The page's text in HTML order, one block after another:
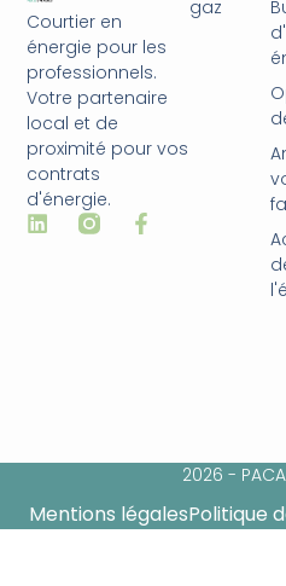
Courtier en
énergie pour les
professionnels.
Votre partenaire
local et de
proximité pour vos
contrats
d'énergie.
gaz
2026 -
Mentions légalesPolitique